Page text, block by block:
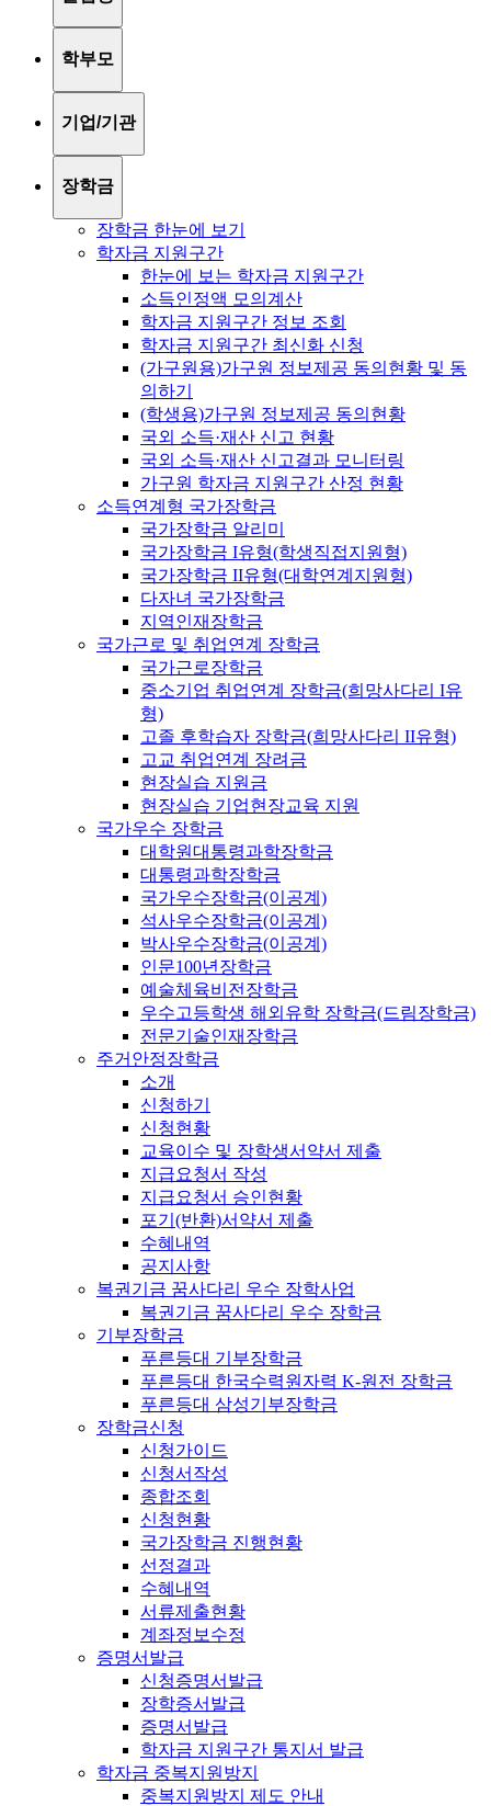
학부모
기업/기관
장학금
장학금 한눈에 보기
학자금 지원구간
한눈에 보는 학자금 지원구간
소득인정액 모의계산
학자금 지원구간 정보 조회
학자금 지원구간 최신화 신청
(가구원용)가구원 정보제공 동의현황 및 동
의하기
(학생용)가구원 정보제공 동의현황
국외 소득·재산 신고 현황
국외 소득·재산 신고결과 모니터링
가구원 학자금 지원구간 산정 현황
소득연계형 국가장학금
국가장학금 알리미
국가장학금 I유형(학생직접지원형)
국가장학금 II유형(대학연계지원형)
다자녀 국가장학금
지역인재장학금
국가근로 및 취업연계 장학금
국가근로장학금
중소기업 취업연계 장학금(희망사다리 I유
형)
고졸 후학습자 장학금(희망사다리 II유형)
고교 취업연계 장려금
현장실습 지원금
현장실습 기업현장교육 지원
국가우수 장학금
대학원대통령과학장학금
대통령과학장학금
국가우수장학금(이공계)
석사우수장학금(이공계)
박사우수장학금(이공계)
인문100년장학금
예술체육비전장학금
우수고등학생 해외유학 장학금(드림장학금)
전문기술인재장학금
주거안정장학금
소개
신청하기
신청현황
교육이수 및 장학생서약서 제출
지급요청서 작성
지급요청서 승인현황
포기(반환)서약서 제출
수혜내역
공지사항
복권기금 꿈사다리 우수 장학사업
복권기금 꿈사다리 우수 장학금
기부장학금
푸른등대 기부장학금
푸른등대 한국수력원자력 K-원전 장학금
푸른등대 삼성기부장학금
장학금신청
신청가이드
신청서작성
종합조회
신청현황
국가장학금 진행현황
선정결과
수혜내역
서류제출현황
계좌정보수정
증명서발급
신청증명서발급
장학증서발급
증명서발급
학자금 지원구간 통지서 발급
학자금 중복지원방지
중복지원방지 제도 안내